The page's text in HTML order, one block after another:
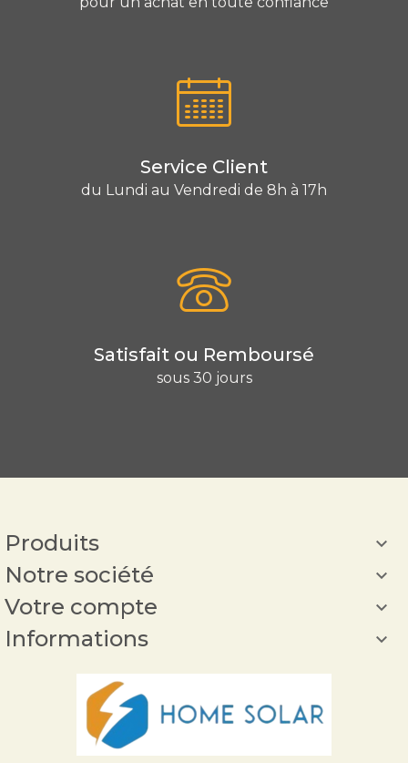
Service Client
du Lundi au Vendredi de 8h à 17h
Satisfait ou Remboursé
sous 30 jours
Produits 
Notre société 
Votre compte 
Informations 